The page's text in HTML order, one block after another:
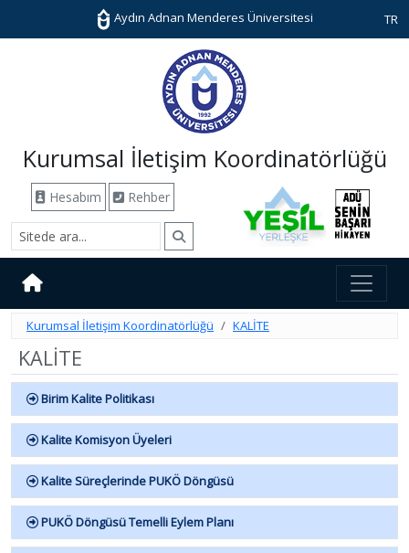
Aydın Adnan Menderes Üniversitesi TR
Kurumsal İletişim Koordinatörlüğü
Hesabım Rehber
Kurumsal İletişim Koordinatörlüğü KALİTE
KALİTE
Birim Kalite Politikası
Kalite Komisyon Üyeleri
Kalite Süreçlerinde PUKÖ Döngüsü
PUKÖ Döngüsü Temelli Eylem Planı